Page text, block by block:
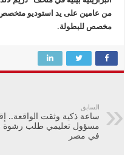
من عامين على يد استوديو
مخصص للبطولة.
السابق
ساعة ذكية وثقت الواقعة..
مسؤول تعليمي طلب رشوة
في مصر